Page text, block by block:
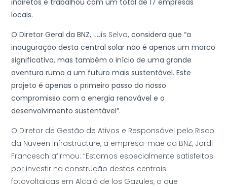
indiretos e trabalhou com um total de 17 empresas
locais.
O Diretor Geral da BNZ, Luis Selva, considera que “a
inauguração desta central solar não é apenas um marco
significativo, mas também o início de uma grande
aventura rumo a um futuro mais sustentável. Este
projeto é apenas o primeiro passo do nosso
compromisso com a energia renovável e o
desenvolvimento sustentável”.
O Diretor de Gestão de Ativos e Responsável pelo Risco
da Nuveen Infrastructure, a empresa-mãe da BNZ, Jordi
Francesch afirmou: “Estamos especialmente satisfeitos
por investir na construção destas centrais
fotovoltaicas em Alcalá de los Gazules, o que